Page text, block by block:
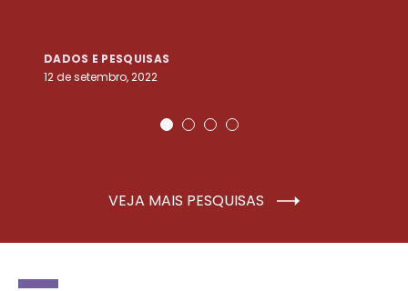
DADOS E PESQUISAS
12 de setembro, 2022
VEJA MAIS PESQUISAS